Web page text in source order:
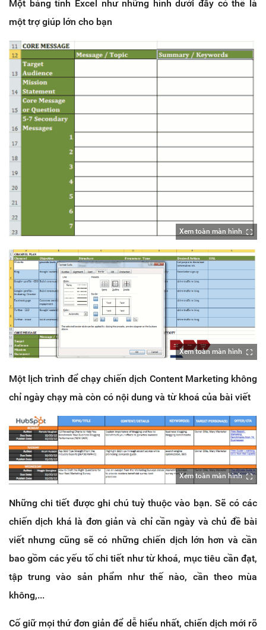
Một bảng tính Excel như những hình dưới đây có thể là
một trợ giúp lớn cho bạn
Xem toàn màn hình
Xem toàn màn hình
Một lịch trình để chạy chiến dịch Content Marketing không
chỉ ngày chạy mà còn có nội dung và từ khoá của bài viết
Xem toàn màn hình
Những chi tiết được ghi chú tuỳ thuộc vào bạn. Sẽ có các
chiến dịch khá là đơn giản và chỉ cần ngày và chủ đề bài
viết nhưng cũng sẽ có những chiến dịch lớn hơn và cần
bao gồm các yếu tố chi tiết như từ khoá, mục tiêu cần đạt,
tập trung vào sản phẩm như thế nào, cần theo mùa
không,...
Cố giữ mọi thứ đơn giản để dễ hiểu nhất, chiến dịch mới rõ